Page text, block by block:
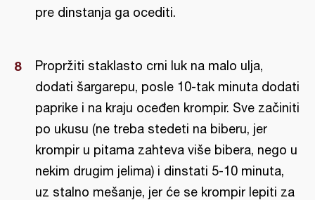
pre dinstanja ga ocediti.
Propržiti staklasto crni luk na malo ulja,
dodati šargarepu, posle 10-tak minuta dodati
paprike i na kraju oceđen krompir. Sve začiniti
po ukusu (ne treba stedeti na biberu, jer
krompir u pitama zahteva više bibera, nego u
nekim drugim jelima) i dinstati 5-10 minuta,
uz stalno mešanje, jer će se krompir lepiti za